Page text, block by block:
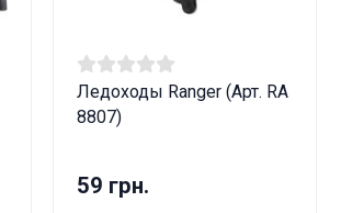
Ледоходы Ranger (Арт. RA
8807)
59 грн.